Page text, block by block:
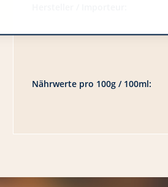
Nährwerte pro 100g / 100ml: